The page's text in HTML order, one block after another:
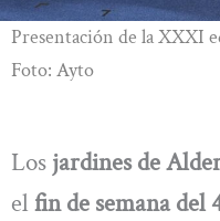
Presentación de la XXXI
Foto: Ayto
Los jardines de
el fin de semana del